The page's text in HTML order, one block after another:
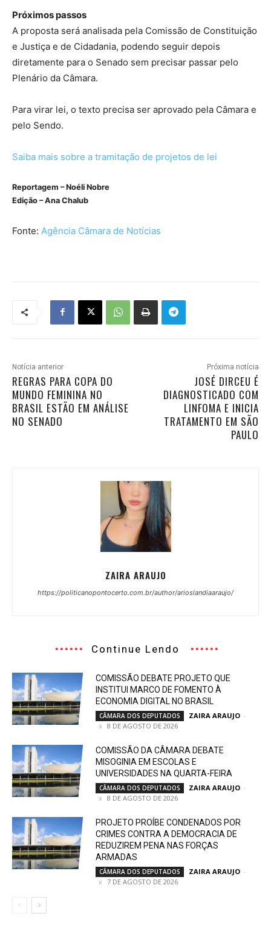
Próximos passos
A proposta será analisada pela Comissão de Constituição
e Justiça e de Cidadania, podendo seguir depois
diretamente para o Senado sem precisar passar pelo
Plenário da Câmara.
Para virar lei, o texto precisa ser aprovado pela Câmara e
pelo Sendo.
Saiba mais sobre a tramitação de projetos de lei
Reportagem – Noéli Nobre
Edição – Ana Chalub
Fonte: Agência Câmara de Notícias
Notícia anterior
REGRAS PARA COPA DO
MUNDO FEMININA NO
BRASIL ESTÃO EM ANÁLISE
NO SENADO
Próxima notícia
JOSÉ DIRCEU É
DIAGNOSTICADO COM
LINFOMA E INICIA
TRATAMENTO EM SÃO
PAULO
ZAIRA ARAUJO
https://politicanopontocerto.com.br/author/arioslandiaaraujo/
Continue Lendo
COMISSÃO DEBATE PROJETO QUE
INSTITUI MARCO DE FOMENTO À
ECONOMIA DIGITAL NO BRASIL
CÂMARA DOS DEPUTADOS ZAIRA ARAUJO -
8 DE AGOSTO DE 2026
COMISSÃO DA CÂMARA DEBATE
MISOGINIA EM ESCOLAS E
UNIVERSIDADES NA QUARTA-FEIRA
CÂMARA DOS DEPUTADOS ZAIRA ARAUJO -
8 DE AGOSTO DE 2026
PROJETO PROÍBE CONDENADOS POR
CRIMES CONTRA A DEMOCRACIA DE
REDUZIREM PENA NAS FORÇAS
ARMADAS
CÂMARA DOS DEPUTADOS ZAIRA ARAUJO -
7 DE AGOSTO DE 2026